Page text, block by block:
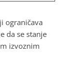
ograničava
da se stanje
izvoznim